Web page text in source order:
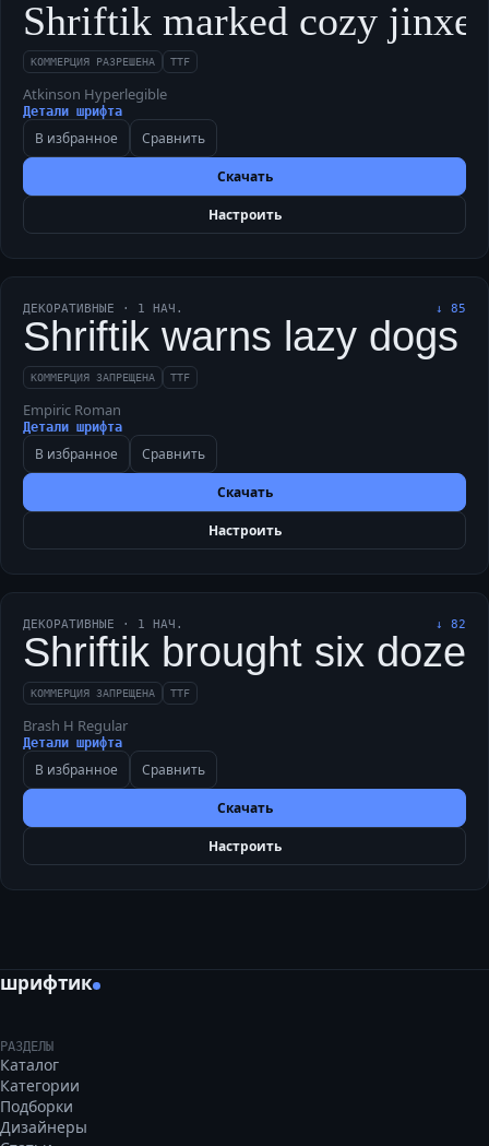
Shriftik marked cozy
КОММЕРЦИЯ РАЗРЕШЕНА TTF
Atkinson Hyperlegible
Детали шрифта
В избранное Сравнить
Скачать
Настроить
ДЕКОРАТИВНЫЕ · 1 НАЧ. ↓ 85
Shriftik warns lazy dogs
КОММЕРЦИЯ ЗАПРЕЩЕНА TTF
Empiric Roman
Детали шрифта
В избранное Сравнить
Скачать
Настроить
ДЕКОРАТИВНЫЕ · 1 НАЧ. ↓ 82
Shriftik brought six
КОММЕРЦИЯ ЗАПРЕЩЕНА TTF
Brash H Regular
Детали шрифта
В избранное Сравнить
Скачать
Настроить
шрифтик
РАЗДЕЛЫ
Каталог
Категории
Подборки
Дизайнеры